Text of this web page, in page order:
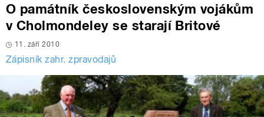
O památník československým vojákům
v Cholmondeley se starají Britové
11. září 2010
Zápisník zahr. zpravodajů